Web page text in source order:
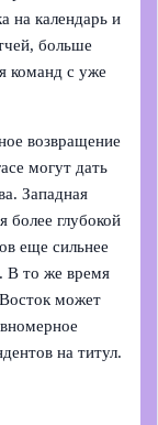
на календарь и
больше
команд с уже
возвращение
могут дать
Западная
более глубокой
еще сильнее
В то же время
может
на титул.